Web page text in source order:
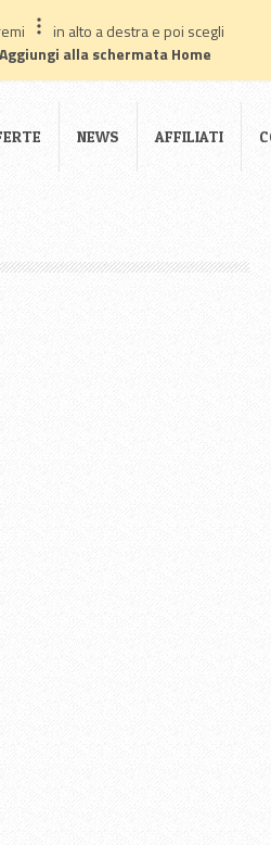
only use technical cookies, we do not
in alto a destra e poi scegli
Aggiungi alla schermata Home
EN FR IT
NEWS AFFILIATI